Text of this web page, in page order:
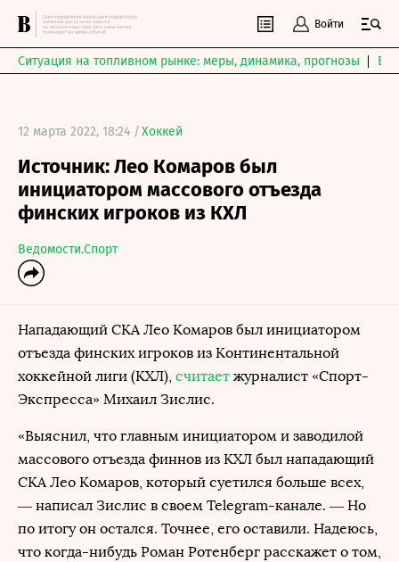
Войти
Ситуация на топливном рынке: меры, динамика, прогнозы
12 марта 2022, 18:24 /Хоккей
Источник: Лео Комаров был
инициатором массового отъезда
финских игроков из КХЛ
Ведомости.Спорт
Нападающий СКА Лео Комаров был инициатором
отъезда финских игроков из Континентальной
хоккейной лиги (КХЛ), считает журналист «Спорт-
Экспресса» Михаил Зислис.
«Выяснил, что главным инициатором и заводилой
массового отъезда финнов из КХЛ был нападающий
СКА Лео Комаров, который суетился больше всех,
— написал Зислис в своем Telegram-канале. — Но
по итогу он остался. Точнее, его оставили. Надеюсь,
что когда-нибудь Роман Ротенберг расскажет о том,